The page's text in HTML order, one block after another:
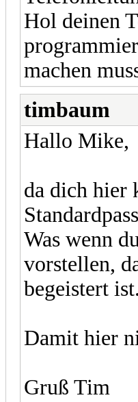
Hol deinen
machen
timbaum
Hallo Mike,
da dich hier
Was wenn
vorstellen,
begeistert ist.
Damit hier
Gruß Tim